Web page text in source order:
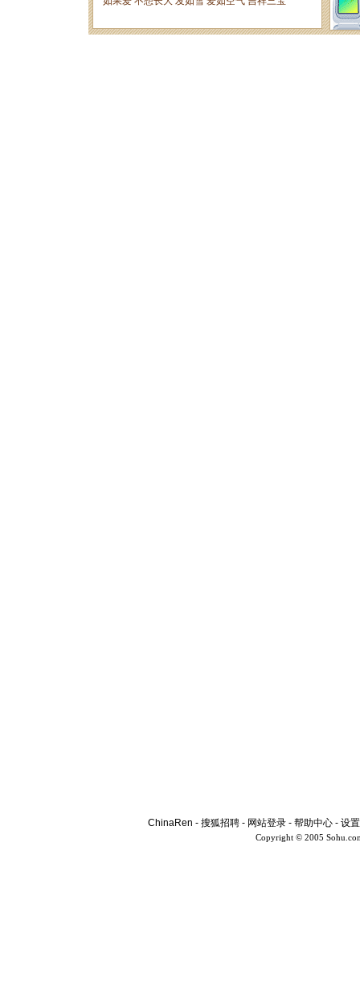
ChinaRen - 搜狐招聘 - 网站登录 - 帮助中心 - 设
Copyright © 2005